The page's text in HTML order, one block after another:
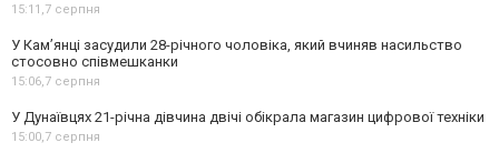
15:11,7 серпня
У Камʼянці засудили 28-річного чоловіка, який вчиняв насильство
стосовно співмешканки
15:06,7 серпня
У Дунаївцях 21-річна дівчина двічі обікрала магазин цифрової техніки
15:00,7 серпня